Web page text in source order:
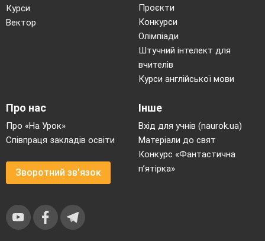
коли захисник схоплює
влучний м’яч до того, як
він торкнеться землі,
або (в особливих
ситуаціях), коли
захисник з м’ячем
торкається основи, якої
повинен досягти бігун,
або торкається самого
бігуна. Нападники
також можуть вийти з
поля, неправильно
вдаривши по м'ячу або
Курси
Вектор
Проєкти
Конкурси
Олімпіади
Штучний інтелект для
вчителів
Курси англійської мови
Про нас
Про «На Урок»
Співпраця закладів освіти
Зворотний зв'язок
Інше
Вхід для учнів (naurok.ua)
Матеріали до свят
Конкурс «Фантастична
п’ятірка»